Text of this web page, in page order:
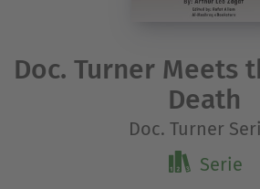
Doc. Turner Meets
Death
Doc. Turner
Serie